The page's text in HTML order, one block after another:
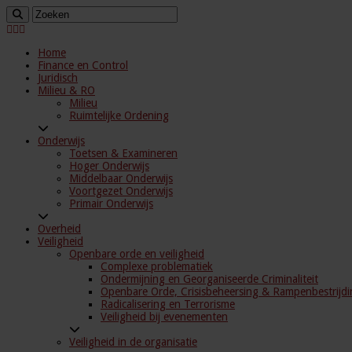
Home
Finance en Control
Juridisch
Milieu & RO
Milieu
Ruimtelijke Ordening
Onderwijs
Toetsen & Examineren
Hoger Onderwijs
Middelbaar Onderwijs
Voortgezet Onderwijs
Primair Onderwijs
Overheid
Veiligheid
Openbare orde en veiligheid
Complexe problematiek
Ondermijning en Georganiseerde Criminaliteit
Openbare Orde, Crisisbeheersing &
Radicalisering en Terrorisme
Veiligheid bij evenementen
Veiligheid in de organisatie